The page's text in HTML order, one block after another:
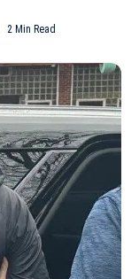
2 Min Read